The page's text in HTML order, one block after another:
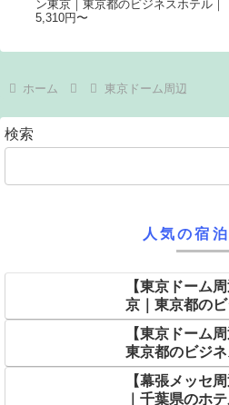
ン東京｜東京都のビジネスホテル｜
5,310円〜
ホーム 東京ドーム周辺
検索
人気の宿
【東京ドーム
京｜東京都の
【東京ドーム
東京都のビジ
【幕張メッセ
｜千葉県のホ